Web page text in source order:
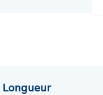
Longueur